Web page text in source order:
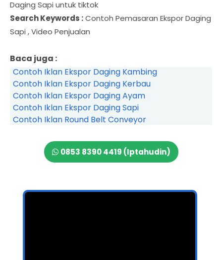
Daging Sapi untuk tiktok
Search Keywords :Contoh Pemasaran Ekspor Daging
Sapi , Video Penjualan
Baca juga :
Contoh Iklan Ekspor Daging Kambing
Contoh Iklan Ekspor Daging Kerbau
Contoh Iklan Ekspor Daging Ayam
Contoh Iklan Ekspor Daging Sapi
Contoh Iklan Round Belt Conveyor
0853 8390 4419 (Iptahudin)